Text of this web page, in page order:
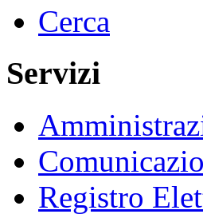
Cerca
Servizi
Registro